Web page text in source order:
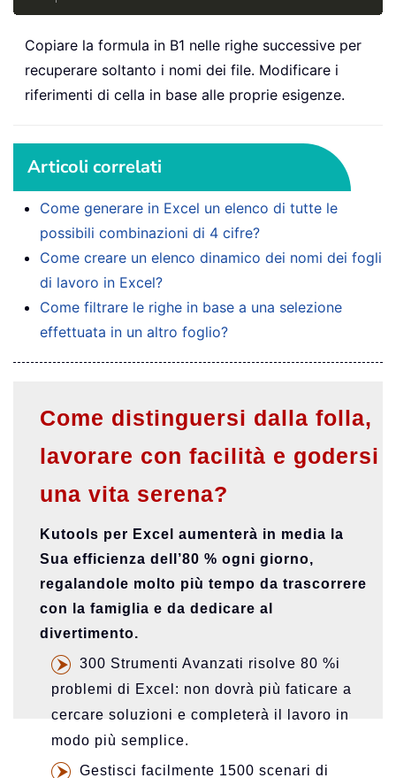
Copiare la formula in B1 nelle righe successive per
recuperare soltanto i nomi dei file. Modificare i
riferimenti di cella in base alle proprie esigenze.
Articoli correlati
Come generare in Excel un elenco di tutte le
possibili combinazioni di 4 cifre?
Come creare un elenco dinamico dei nomi dei fogli
di lavoro in Excel?
Come filtrare le righe in base a una selezione
effettuata in un altro foglio?
Come distinguersi dalla folla,
lavorare con facilità e godersi
una vita serena?
Kutools per Excel aumenterà in media la
Sua efficienza dell’80 % ogni giorno,
regalandole molto più tempo da trascorrere
con la famiglia e da dedicare al
divertimento.
300 Strumenti Avanzati risolve 80 %i
problemi di Excel: non dovrà più faticare a
cercare soluzioni e completerà il lavoro in
modo più semplice.
Gestisci facilmente 1500 scenari di